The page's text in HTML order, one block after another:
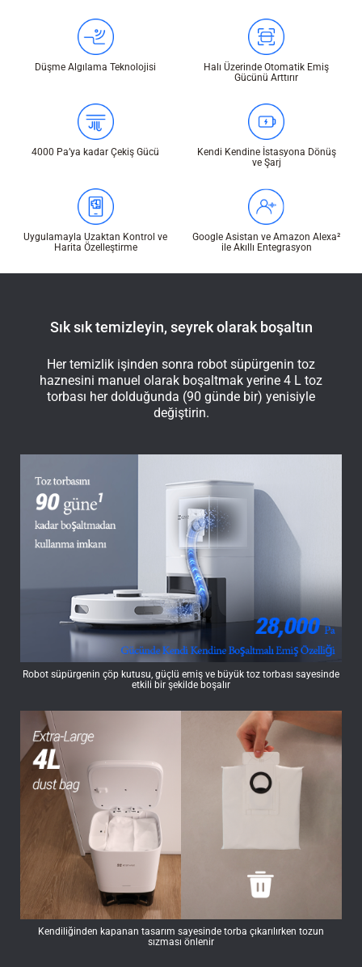
Düşme Algılama Teknolojisi
Halı Üzerinde Otomatik Emiş
Gücünü Arttırır
4000 Pa’ya kadar Çekiş Gücü
Kendi Kendine İstasyona Dönüş
ve Şarj
Uygulamayla Uzaktan Kontrol ve
Harita Özelleştirme
Google Asistan ve Amazon Alexa²
ile Akıllı Entegrasyon
Sık sık temizleyin, seyrek olarak boşaltın
Her temizlik işinden sonra robot süpürgenin toz
haznesini manuel olarak boşaltmak yerine 4 L toz
torbası her dolduğunda (90 günde bir) yenisiyle
değiştirin.
Robot süpürgenin çöp kutusu, güçlü emiş ve büyük toz torbası sayesinde
etkili bir şekilde boşalır
Kendiliğinden kapanan tasarım sayesinde torba çıkarılırken tozun
sızması önlenir